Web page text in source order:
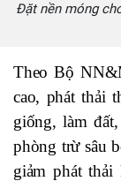
Đặt nền móng
Theo Bộ
cao, phát thải
giống, làm
phòng trừ sâu
giảm phát